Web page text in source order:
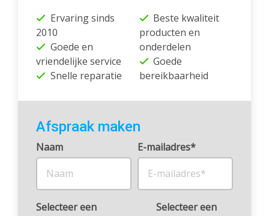
Ervaring sinds
2010
Goede en
vriendelijke service
Snelle reparatie
Beste kwaliteit
producten en
onderdelen
Goede
bereikbaarheid
Afspraak maken
Naam E-mailadres*
Selecteer een
Selecteer een